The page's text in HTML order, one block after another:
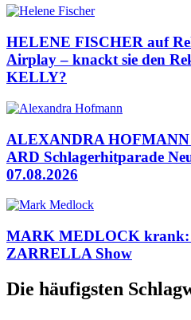
HELENE FISCHER auf
Airplay – knackt sie den
KELLY?
ALEXANDRA HOFMANN
ARD Schlagerhitparade
07.08.2026
MARK MEDLOCK krank:
ZARRELLA Show
Die häufigsten